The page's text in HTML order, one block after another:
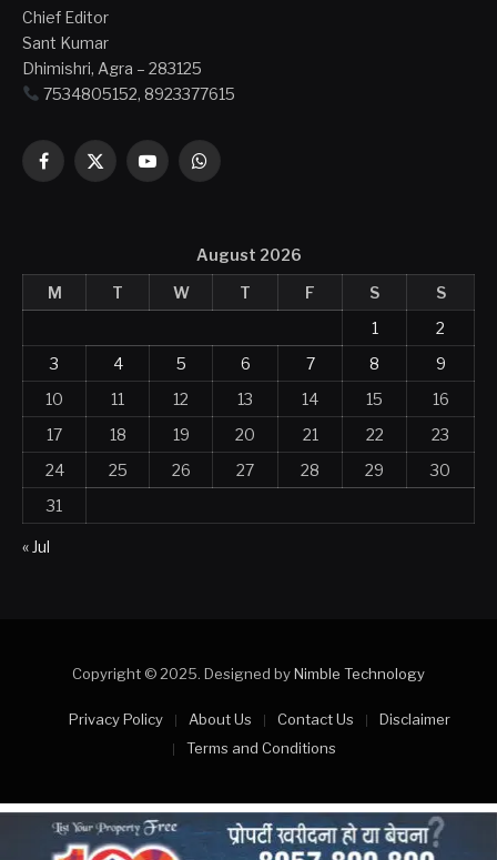
Chief Editor
Sant Kumar
Dhimishri, Agra – 283125
7534805152, 8923377615
Facebook
X
(Twitter)
YouTubeWhatsApp
August 2026
M
T W T F S
S
1
2
3
4 5 6 7 8
9
10
11 12 13 14 15
16
17
18 19 20 21 22
23
24
25 26 27 28 29
30
31
« Jul
Copyright © 2025. Designed byNimble Technology
Privacy Policy About Us Contact Us
Disclaimer
Terms and Conditions